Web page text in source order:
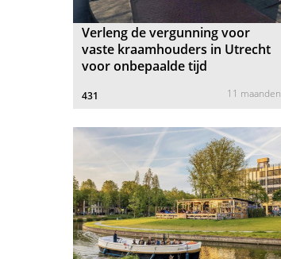
Verleng de vergunning voor
vaste kraamhouders in Utrecht
voor onbepaalde tijd
431 11 maanden